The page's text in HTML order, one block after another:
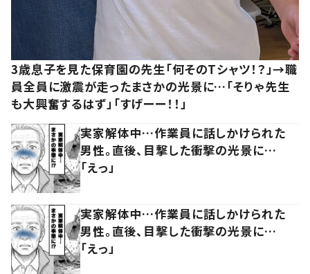
3歳息子を見た保育園の先生「何そのTシャツ！？」→職
員全員に激震が走ったまさかの光景に…「そりゃ先生
も大興奮するはず」「すげーー！！」
実家解体中…作業員に話しかけられた
男性。直後、目撃した衝撃の光景に…
「えっ」
実家解体中…作業員に話しかけられた
男性。直後、目撃した衝撃の光景に…
「えっ」